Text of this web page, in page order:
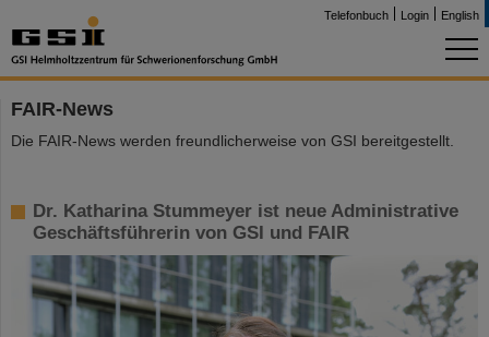
Telefonbuch Login English
FAIR-News
Die FAIR-News werden freundlicherweise von GSI bereitgestellt.
Dr. Katharina Stummeyer ist neue Administrative
Geschäftsführerin von GSI und FAIR